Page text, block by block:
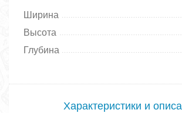
Ширина
Высота
Глубина
Характеристики и